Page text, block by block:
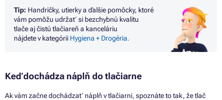
Tip: Handričky, utierkya ďalšie pomôcky, ktoré
vám pomôžu udržať si bezchybnú kvalitu
tlačeajčistú tlačiareň a kanceláriu
nájdetevkategórii Hygiena + Drogéria.
Keď dochádza náplň dotlačiarne
Ak vám začne dochádzať náplň vtlačiarni, spoznátetotak, žetlač